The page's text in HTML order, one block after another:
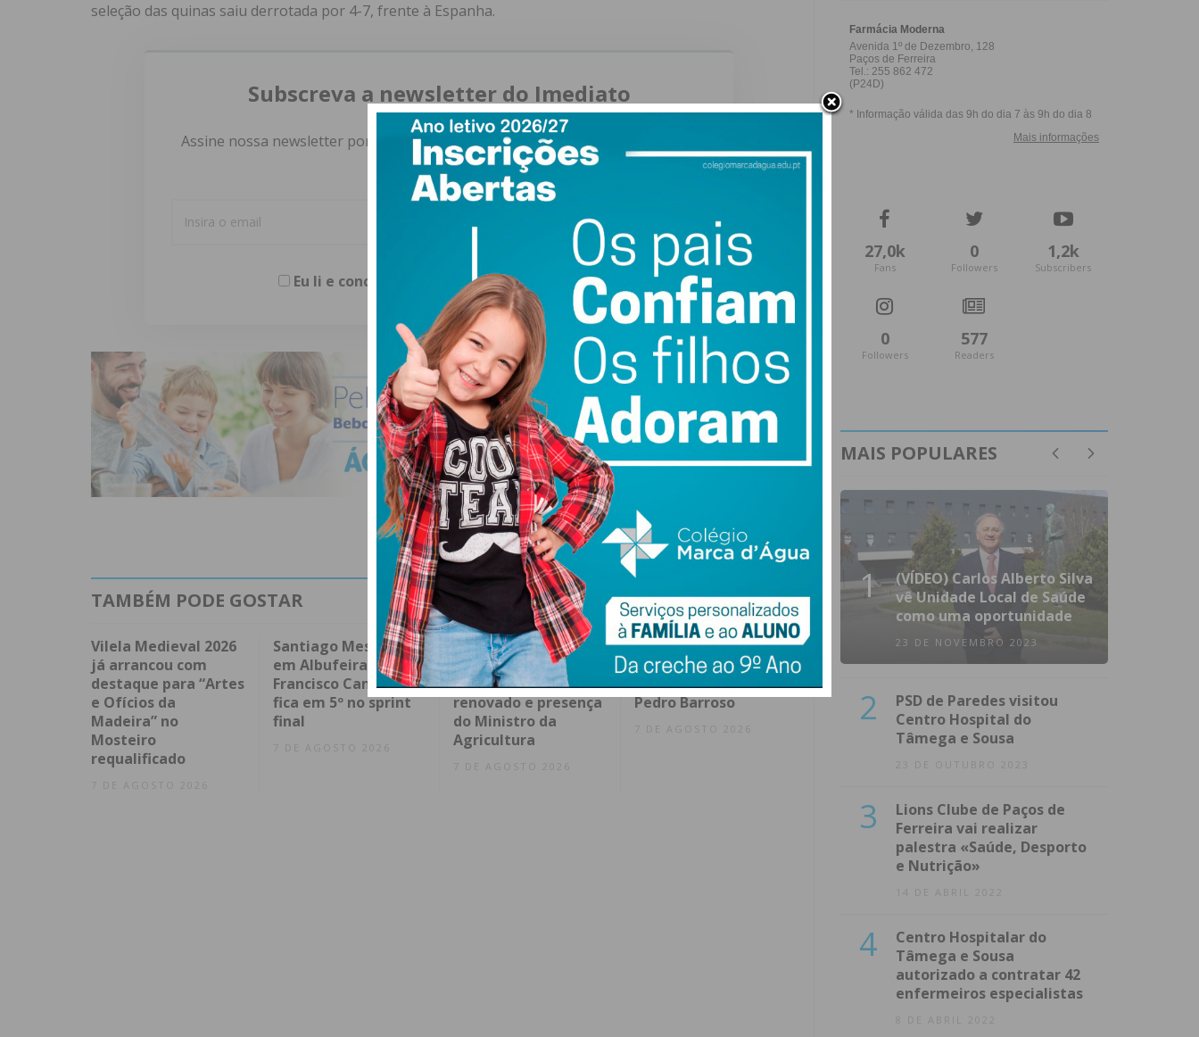
seleção das quinas saiu derrotada por 4-7, frente à Espanha.
Subscreva a newsletter do Imediato
Assine nossa newsletter por e-mail e obtenha de forma regular a informação
atualizada.
Eu li e concordo com os termos e condições
TAMBÉM PODE GOSTAR
Vilela Medieval 2026
já arrancou com
destaque para “Artes
e Ofícios da
Madeira” no
Mosteiro
requalificado
7 DE AGOSTO 2026
Santiago Mesa vence
em Albufeira e
Francisco Campos
fica em 5º no sprint
final
7 DE AGOSTO 2026
AGRIVAL 2026
arranca em Penafiel
com recinto
renovado e presença
do Ministro da
Agricultura
7 DE AGOSTO 2026
FC Penafiel SAD cria
equipa Sub-23 que
vai ser liderada por
Pedro Barroso
7 DE AGOSTO 2026
27,0k
Fans
0
Followers
1,2k
Subscribers
0
Followers
577
Readers
MAIS POPULARES
1
(VÍDEO) Carlos Alberto Silva
vê Unidade Local de Saúde
como uma oportunidade
23 DE NOVEMBRO 2023
2
PSD de Paredes visitou
Centro Hospital do
Tâmega e Sousa
23 DE OUTUBRO 2023
3
Lions Clube de Paços de
Ferreira vai realizar
palestra «Saúde, Desporto
e Nutrição»
14 DE ABRIL 2022
4
Centro Hospitalar do
Tâmega e Sousa
autorizado a contratar 42
enfermeiros especialistas
8 DE ABRIL 2022